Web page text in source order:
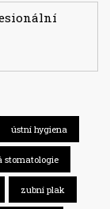
ústní hygiena
stomatologie
zubní plak